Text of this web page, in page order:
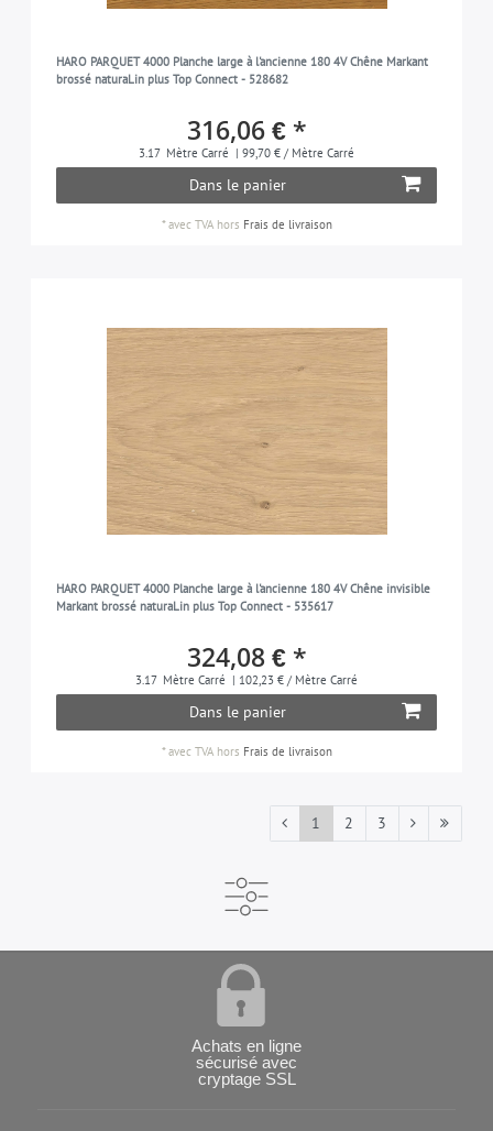
HARO PARQUET 4000 Planche large à l'ancienne 180 4V Chêne Markant
brossé naturaLin plus Top Connect - 528682
316,06 € *
3.17 Mètre Carré | 99,70 € / Mètre Carré
Dans le panier
*avec TVAhors Frais de livraison
HARO PARQUET 4000 Planche large à l'ancienne 180 4V Chêne invisible
Markant brossé naturaLin plus Top Connect - 535617
324,08 € *
3.17 Mètre Carré | 102,23 € / Mètre Carré
Dans le panier
*avec TVAhors Frais de livraison
1 2 3
Achats en ligne
sécurisé avec
cryptage SSL